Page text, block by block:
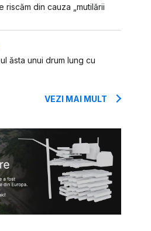
din cauza „mutilării
ăsta unui drum lung cu
VEZI MAI MULT